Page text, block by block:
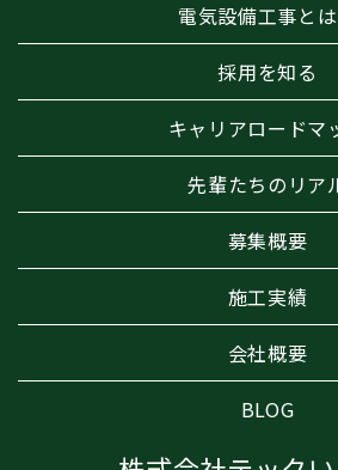
電気設備工事とは
採用を知る
キャリアロードマ
先輩たちのリア
募集概要
施工実績
会社概要
BLOG